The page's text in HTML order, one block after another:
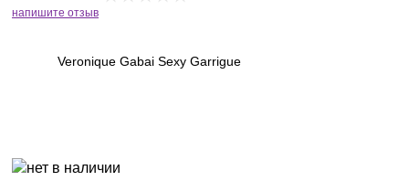
напишите отзыв
Veronique Gabai Sexy Garrigue